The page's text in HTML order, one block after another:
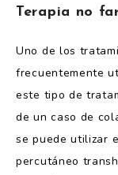
Terapia no
Uno de los
frecuentemente
este tipo de
de un caso de
se puede utilizar
percutáneo